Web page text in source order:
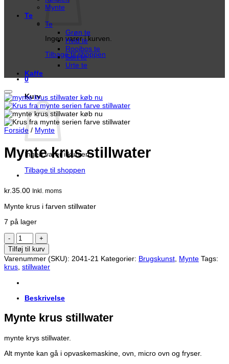
Ingen varer i kurven.
Tilbage til shoppen
0
Kurv
Ingen varer i kurven.
Tilbage til shoppen
Mynte
Te
Te
Grøn te
Hvid te
Rooibos te
Sort te
Urte te
Kaffe
Forside / Mynte
Mynte krus stillwater
kr.35.00 Inkl. moms
Mynte krus i farven stillwater
7 på lager
Mynte
krus
stillwater
antal
Tilføj til kurv
Varenummer (SKU): 2041-21 Kategorier: Brugskunst, Mynte Tags:
krus, stillwater
Beskrivelse
Mynte krus stillwater
mynte krys stillwater.
Alt mynte kan gå i opvaskemaskine, ovn, micro ovn og fryser.